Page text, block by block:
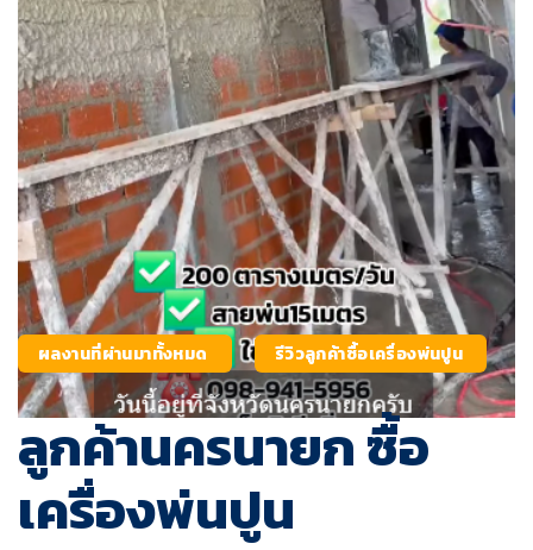
ผลงานที่ผ่านมาทั้งหมด รีวิวลูกค้าซื้อเครื่องพ่นปูน
ลูกค้านครนายก ซื้อ
เครื่องพ่นปูน